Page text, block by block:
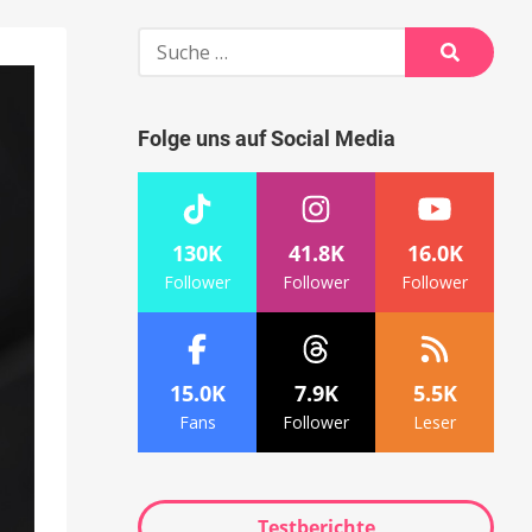
Suche
Suche
Folge uns auf Social Media
130K
Follower
41.8K
Follower
16.0K
Follower
15.0K
Fans
7.9K
Follower
5.5K
Leser